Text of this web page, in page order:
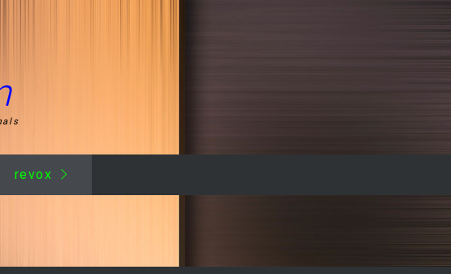
revox